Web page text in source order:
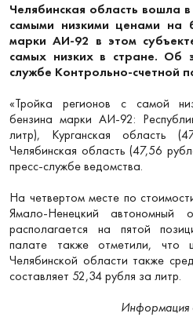
Челябинская область вошла
самыми низкими ценами на
марки АИ-92 в этом
самых низких в стране. Об
службе Контрольно-счетной
«Тройка регионов с самой
бензина марки АИ-92:
литр), Курганская область
Челябинская область (47,56
пресс-службе ведомства.
На четвертом месте по
Ямало-Ненецкий автономный
располагается на пятой
палате также отметили,
Челябинской области также
составляет 52,34 рубля за литр.
Информация